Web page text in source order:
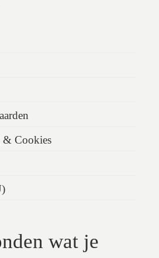
& Cookies
wat je